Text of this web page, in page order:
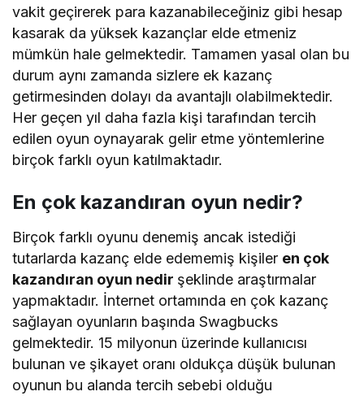
vakit geçirerek para kazanabileceğiniz gibi hesap
kasarak da yüksek kazançlar elde etmeniz
mümkün hale gelmektedir. Tamamen yasal olan bu
durum aynı zamanda sizlere ek kazanç
getirmesinden dolayı da avantajlı olabilmektedir.
Her geçen yıl daha fazla kişi tarafından tercih
edilen oyun oynayarak gelir etme yöntemlerine
birçok farklı oyun katılmaktadır.
En çok kazandıran oyun nedir?
Birçok farklı oyunu denemiş ancak istediği
tutarlarda kazanç elde edememiş kişiler en çok
kazandıran oyun nedir şeklinde araştırmalar
yapmaktadır. İnternet ortamında en çok kazanç
sağlayan oyunların başında Swagbucks
gelmektedir. 15 milyonun üzerinde kullanıcısı
bulunan ve şikayet oranı oldukça düşük bulunan
oyunun bu alanda tercih sebebi olduğu